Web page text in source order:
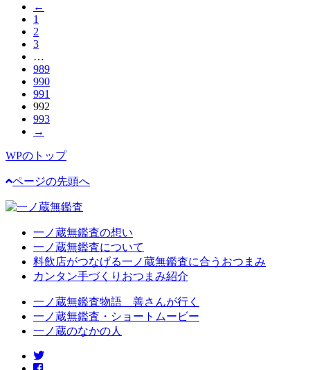
←
1
2
3
…
989
990
991
992
993
→
WPのトップ
ページの先頭へ
一ノ蔵無鑑査の想い
一ノ蔵無鑑査について
料飲店がつなげる一ノ蔵無鑑査に合うおつまみ
カンタン手づくりおつまみ紹介
一ノ蔵無鑑査物語 善さんが行く
一ノ蔵無鑑査・ショートムービー
一ノ蔵のなかの人